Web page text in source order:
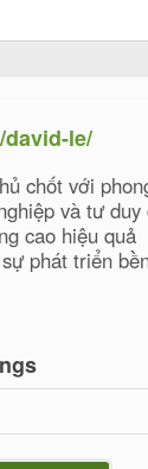
le/
chốt với
và tư duy
cao hiệu quả
phát triển